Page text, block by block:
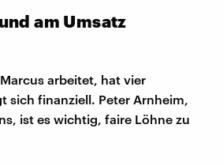
am Umsatz
arbeitet, hat vier
sich finanziell. Peter Arnheim,
ist es wichtig, faire Löhne zu